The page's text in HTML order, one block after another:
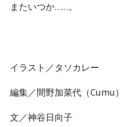
またいつか……。
イラスト／タソカレー
編集／間野加菜代（Cumu）
文／神谷日向子